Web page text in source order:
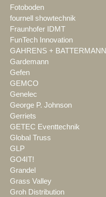
Fotoboden
fournell showtechnik
Fraunhofer IDMT
FunTech Innovation
GAHRENS + BATTERMANN
Gardemann
Gefen
GEMCO
Genelec
George P. Johnson
Gerriets
GETEC Eventtechnik
Global Truss
GLP
GO4IT!
Grandel
Grass Valley
Groh Distribution